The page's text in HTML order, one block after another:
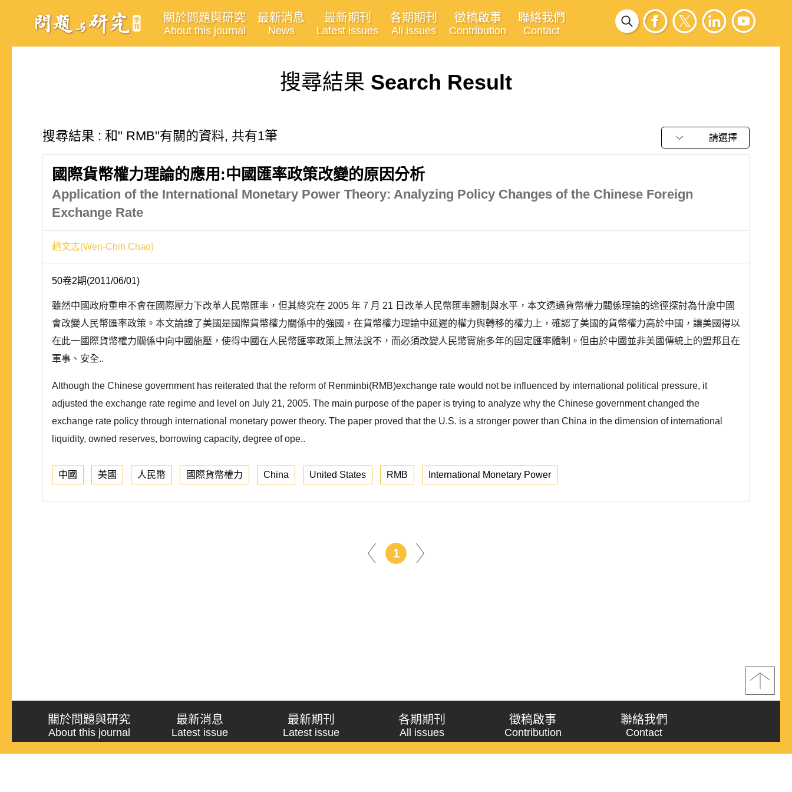
關於問題與研究
About this journal
最新消息
News
最新期刊
Latest issues
各期期刊
All issues
徵稿啟事
Contribution
聯絡我們
Contact
搜尋結果 Search Result
搜尋結果 : 和" RMB"有關的資料, 共有1筆 請選擇
國際貨幣權力理論的應用:中國匯率政策改變的原因分析
Application of the International Monetary Power Theory: Analyzing Policy Changes of the Chinese Foreign
Exchange Rate
趙文志(Wen-Chih Chao)
50卷2期(2011/06/01)
雖然中國政府重申不會在國際壓力下改革人民幣匯率，但其終究在 2005 年 7 月 21 日改革人民幣匯率體制與水平，本文透過貨幣權力關係理論的途徑探討為什麼中國
會改變人民幣匯率政策。本文論證了美國是國際貨幣權力關係中的強國，在貨幣權力理論中延遲的權力與轉移的權力上，確認了美國的貨幣權力高於中國，讓美國得以
在此一國際貨幣權力關係中向中國施壓，使得中國在人民幣匯率政策上無法說不，而必須改變人民幣實施多年的固定匯率體制。但由於中國並非美國傳統上的盟邦且在
軍事、安全..
Although the Chinese government has reiterated that the reform of Renminbi(RMB)exchange rate would not be influenced by international political pressure, it
adjusted the exchange rate regime and level on July 21, 2005. The main purpose of the paper is trying to analyze why the Chinese government changed the
exchange rate policy through international monetary power theory. The paper proved that the U.S. is a stronger power than China in the dimension of international
liquidity, owned reserves, borrowing capacity, degree of ope..
中國 美國 人民幣 國際貨幣權力 China United States RMB International Monetary Power
1
關於問題與研究
About this journal
最新消息
Latest issue
最新期刊
Latest issue
各期期刊
All issues
徵稿啟事
Contribution
聯絡我們
Contact